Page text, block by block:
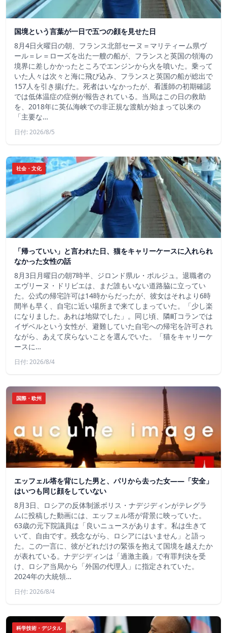
国境という言葉が一日で五つの顔を見せた日
8月4日火曜日の朝、フランス北部セーヌ＝マリティーム県ヴ
ール＝レ＝ローズを出た一艘の船が、フランスと英国の領海の
境界に差しかかったところでエンジンから火を噴いた。乗って
いた人々は次々と海に飛び込み、フランスと英国の船が総出で
157人を引き揚げた。死者はいなかったが、看護師の初期確認
では低体温症の症例が報告されている。当局はこの日の救助
を、2018年に英仏海峡での非正規な渡航が始まって以来の
「主要な…
日付: 2026/8/5
社会・文化
「帰っていい」と言われた日、猫をキャリーケースに入れられ
なかった女性の話
8月3日月曜日の朝7時半、ジロンド県ル・ポルジュ。退職者の
エヴリーヌ・ドリビエは、まだ誰もいない道路脇に立ってい
た。公式の帰宅許可は14時からだったが、彼女はそれより6時
間半も早く、自宅に近い場所まで来てしまっていた。「少し楽
になりました。あれは地獄でした」。同じ頃、隣町コランでは
イザベルという女性が、避難していた自宅への帰宅を許可され
ながら、あえて戻らないことを選んでいた。「猫をキャリーケ
ースに…
日付: 2026/8/4
国際・欧州
エッフェル塔を背にした男と、パリから去った女——「安全」
はいつも同じ顔をしていない
8月3日、ロシアの反体制派ボリス・ナデジディンがテレグラ
ムに投稿した動画には、エッフェル塔が背景に映っていた。
63歳の元下院議員は「良いニュースがあります。私は生きて
いて、自由です。残念ながら、ロシアにはいません」と語っ
た。この一言に、彼がどれだけの緊張を抱えて国境を越えたか
が表れている。ナデジディンは「過激主義」で有罪判決を受
け、ロシア当局から「外国の代理人」に指定されていた。
2024年の大統領…
日付: 2026/8/4
科学技術・デジタル